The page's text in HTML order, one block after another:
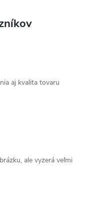
aj kvalita tovaru
ale vyzerá veľmi